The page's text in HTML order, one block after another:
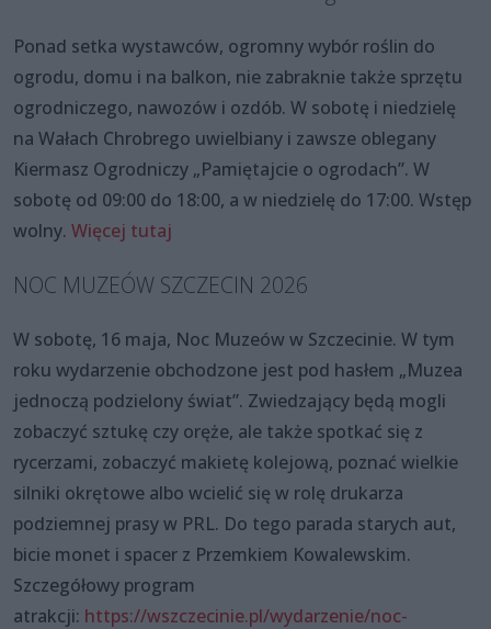
Ponad setka wystawców, ogromny wybór roślin do
ogrodu, domu i na balkon, nie zabraknie także sprzętu
ogrodniczego, nawozów i ozdób. W sobotę i niedzielę
na Wałach Chrobrego uwielbiany i zawsze oblegany
Kiermasz Ogrodniczy „Pamiętajcie o ogrodach”. W
sobotę od 09:00 do 18:00, a w niedzielę do 17:00. Wstęp
wolny. Więcej tutaj
NOC MUZEÓW SZCZECIN 2026
W sobotę, 16 maja, Noc Muzeów w Szczecinie. W tym
roku wydarzenie obchodzone jest pod hasłem „Muzea
jednoczą podzielony świat”. Zwiedzający będą mogli
zobaczyć sztukę czy oręże, ale także spotkać się z
rycerzami, zobaczyć makietę kolejową, poznać wielkie
silniki okrętowe albo wcielić się w rolę drukarza
podziemnej prasy w PRL. Do tego parada starych aut,
bicie monet i spacer z Przemkiem Kowalewskim.
Szczegółowy program
atrakcji: https://wszczecinie.pl/wydarzenie/noc-